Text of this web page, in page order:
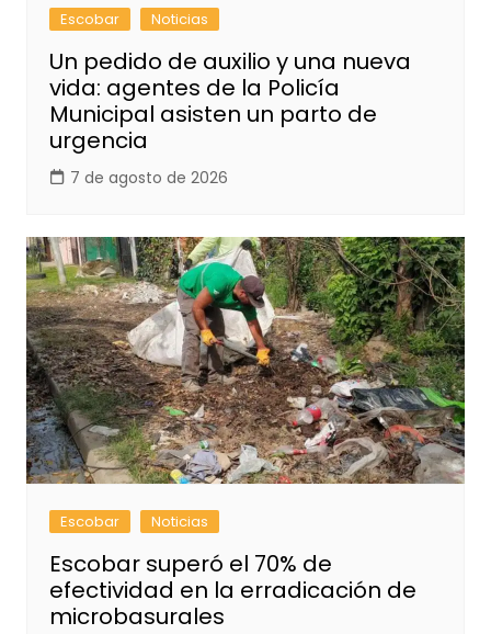
Escobar Noticias
Un pedido de auxilio y una nueva
vida: agentes de la Policía
Municipal asisten un parto de
urgencia
7 de agosto de 2026
Escobar Noticias
Escobar superó el 70% de
efectividad en la erradicación de
microbasurales